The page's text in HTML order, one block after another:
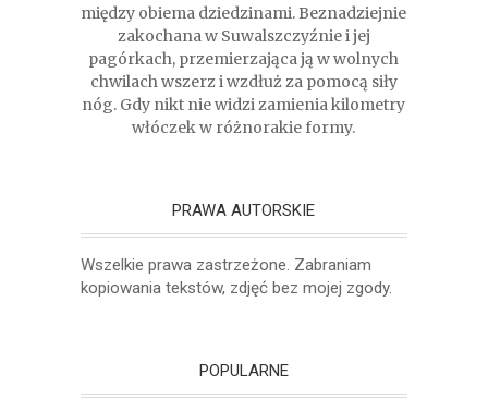
między obiema dziedzinami. Beznadziejnie
zakochana w Suwalszczyźnie i jej
pagórkach, przemierzająca ją w wolnych
chwilach wszerz i wzdłuż za pomocą siły
nóg. Gdy nikt nie widzi zamienia kilometry
włóczek w różnorakie formy.
PRAWA AUTORSKIE
Wszelkie prawa zastrzeżone. Zabraniam
kopiowania tekstów, zdjęć bez mojej zgody.
POPULARNE